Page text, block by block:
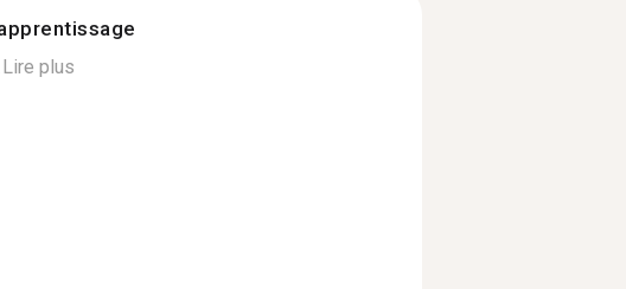
Lire plus